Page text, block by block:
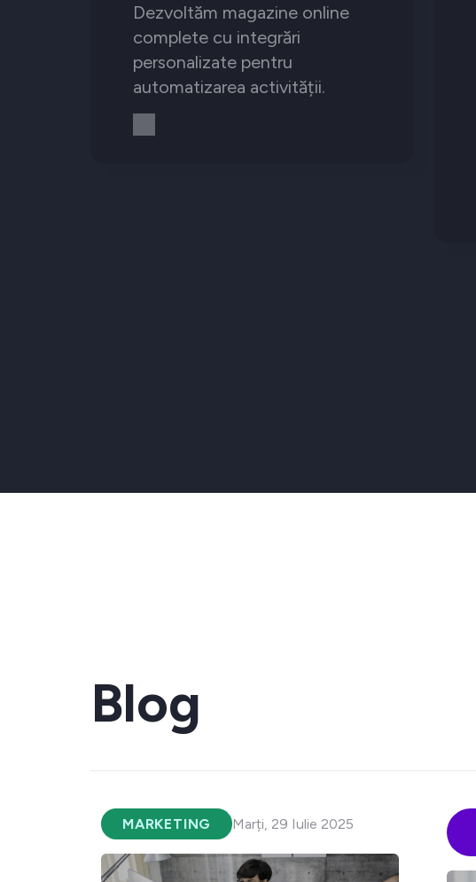
Dezvoltăm magazine online
complete cu integrări
personalizate pentru
automatizarea activității.
Blog
MARKETING Marți, 29 Iulie 2025